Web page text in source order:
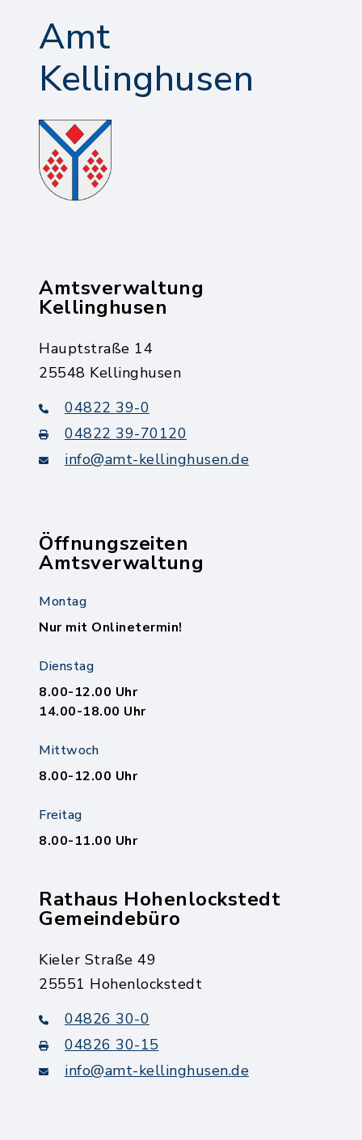
Amt
Kellinghusen
Amtsverwaltung
Kellinghusen
Hauptstraße 14
25548 Kellinghusen
04822 39-0
04822 39-70120
info@amt-kellinghusen.de
Öffnungszeiten
Amtsverwaltung
Montag
Nur mit Onlinetermin!
Dienstag
8.00-12.00 Uhr
14.00-18.00 Uhr
Mittwoch
8.00-12.00 Uhr
Freitag
8.00-11.00 Uhr
Rathaus Hohenlockstedt
Gemeindebüro
Kieler Straße 49
25551 Hohenlockstedt
04826 30-0
04826 30-15
info@amt-kellinghusen.de